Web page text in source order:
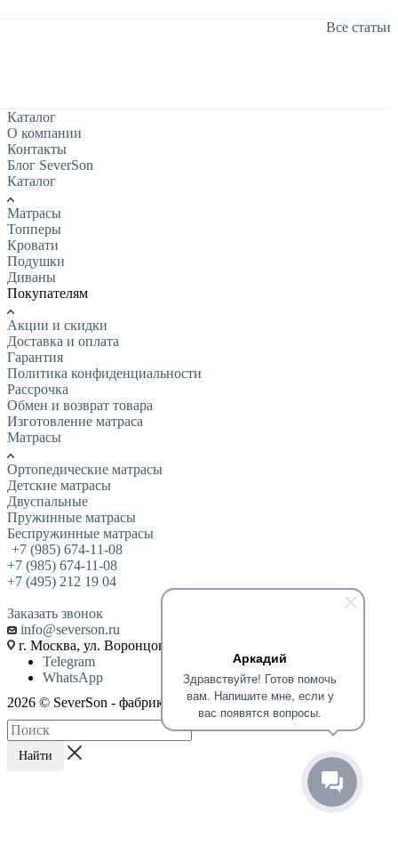
Аркадий
Здравствуйте! Готов помочь
вам. Напишите мне, если у
вас появятся вопросы.
Все статьи
Каталог
О компании
Контакты
Блог SeverSon
Каталог
Матрасы
Топперы
Кровати
Подушки
Диваны
Покупателям
Акции и скидки
Доставка и оплата
Гарантия
Политика конфиденциальности
Рассрочка
Обмен и возврат товара
Изготовление матраса
Матрасы
Ортопедические матрасы
Детские матрасы
Двуспальные
Пружинные матрасы
Беспружинные матрасы
+7 (985) 674-11-08
+7 (985) 674-11-08
+7 (495) 212 19 04
Заказать звонок
info@severson.ru
г. Москва, ул. Воронцовская 35Б корп. 2
Telegram
WhatsApp
2026 © SeverSon - фабрика матрасов и кроватей
Найти